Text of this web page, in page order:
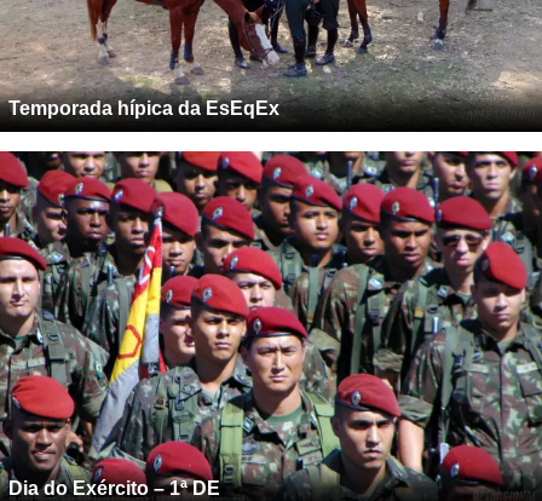
Temporada hípica da EsEqEx
Dia do Exército – 1ª DE